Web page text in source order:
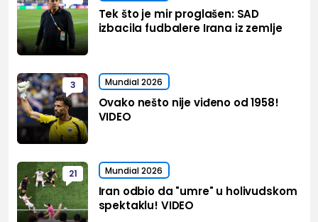
Tek što je mir proglašen: SAD
izbacila fudbalere Irana iz zemlje
3 Mundial 2026
Ovako nešto nije viđeno od 1958!
VIDEO
21 Mundial 2026
Iran odbio da "umre" u holivudskom
spektaklu! VIDEO